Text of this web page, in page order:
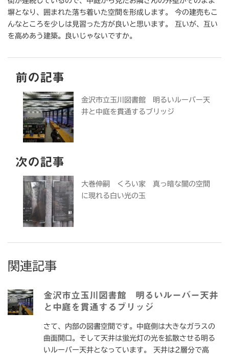
塀となり、囲まれた落ち着いた空間を形成します。 今の建売もこ
んなところを少しは見習った方が良いと思います。 互いが、互い
を高めあう建築。良いじゃないですか。
前の記事
金沢市立玉川図書館 明るいルーバー天
井と中庭を貫通するブリッジ
次の記事
大巻伸嗣 くろい家 真っ暗な闇の空間
に現れる白い光の玉
関連記事
金沢市立玉川図書館 明るいルーバー天井
と中庭を貫通するブリッジ
さて、内部の図書空間です。中庭側は大きなガラスの
曲面開口。そして天井は蛍光灯の光を拡散させる明る
いルーバー天井となっています。 天井は2層分で高